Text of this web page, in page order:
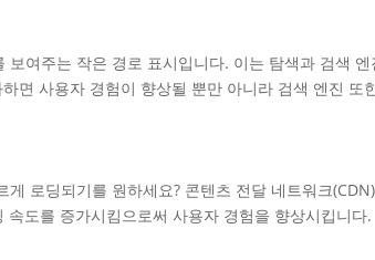
여주는 작은 경로 표시입니다. 이는 탐색과 검색 엔
면 사용자 경험이 향상될 뿐만 아니라 검색 엔진 또
로딩되기를 원하세요? 콘텐츠 전달 네트워크
도를 증가시킴으로써 사용자 경험을 향상시킵니다.